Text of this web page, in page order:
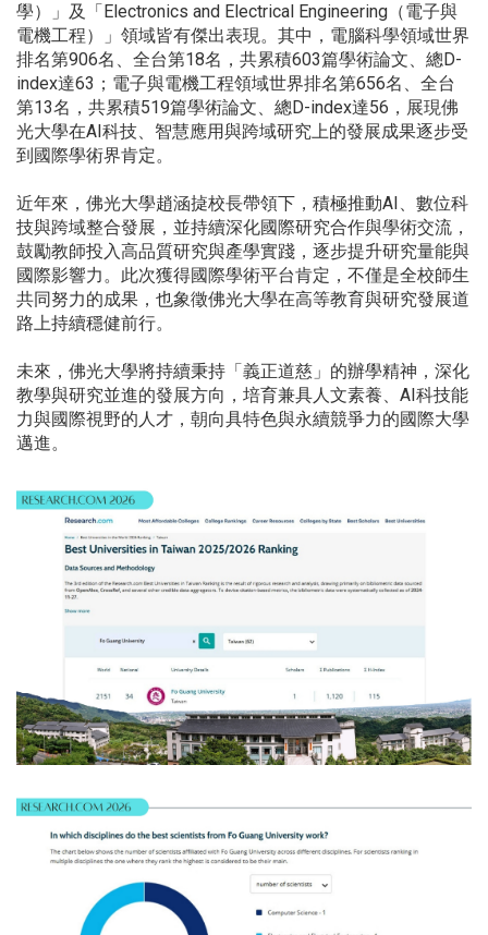
學）」及「Electronics and Electrical Engineering（電子與
電機工程）」領域皆有傑出表現。其中，電腦科學領域世界
排名第906名、全台第18名，共累積603篇學術論文、總D-
index達63；電子與電機工程領域世界排名第656名、全台
第13名，共累積519篇學術論文、總D-index達56，展現佛
光大學在AI科技、智慧應用與跨域研究上的發展成果逐步受
到國際學術界肯定。
近年來，佛光大學趙涵㨗校長帶領下，積極推動AI、數位科
技與跨域整合發展，並持續深化國際研究合作與學術交流，
鼓勵教師投入高品質研究與產學實踐，逐步提升研究量能與
國際影響力。此次獲得國際學術平台肯定，不僅是全校師生
共同努力的成果，也象徵佛光大學在高等教育與研究發展道
路上持續穩健前行。
未來，佛光大學將持續秉持「義正道慈」的辦學精神，深化
教學與研究並進的發展方向，培育兼具人文素養、AI科技能
力與國際視野的人才，朝向具特色與永續競爭力的國際大學
邁進。